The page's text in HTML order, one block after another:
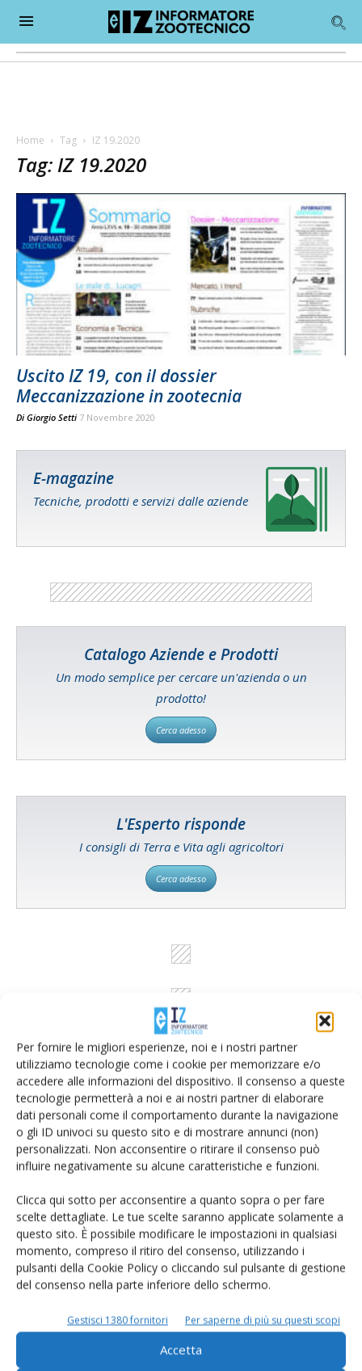
Per fornire le migliori esperienze, noi e i nostri partner
utilizziamo tecnologie come i cookie per memorizzare e/o
accedere alle informazioni del dispositivo. Il consenso a queste
tecnologie permetterà a noi e ai nostri partner di elaborare
dati personali come il comportamento durante la navigazione
o gli ID univoci su questo sito e di mostrare annunci (non)
personalizzati. Non acconsentire o ritirare il consenso può
influire negativamente su alcune caratteristiche e funzioni.
Clicca qui sotto per acconsentire a quanto sopra o per fare
scelte dettagliate. Le tue scelte saranno applicate solamente a
questo sito. È possibile modificare le impostazioni in qualsiasi
momento, compreso il ritiro del consenso, utilizzando i
pulsanti della Cookie Policy o cliccando sul pulsante di gestione
del consenso nella parte inferiore dello schermo.
Gestisci 1380 fornitori Per saperne di più su questi scopi
Accetta
Home Tag IZ 19.2020
Tag: IZ 19.2020
Uscito IZ 19, con il dossier
Meccanizzazione in zootecnia
Di Giorgio Setti 7 Novembre 2020
E-magazine
Tecniche, prodotti e servizi dalle aziende
Catalogo Aziende e Prodotti
Un modo semplice per cercare un'azienda o un
prodotto!
Cerca adesso
L'Esperto risponde
I consigli di Terra e Vita agli agricoltori
Cerca adesso
Rimani aggiornato sul mondo
dell’agricoltura